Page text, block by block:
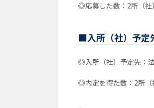
◎応募した数：2所（社）
■入所（社）予定
◎入所（社）予定先：
◎内定を得た数：2所（